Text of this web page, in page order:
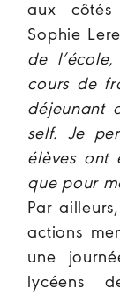
aux côtés
Sophie
de
cours de
déjeunant
self. Je
élèves ont
que pour
Par
actions
une
lycéens